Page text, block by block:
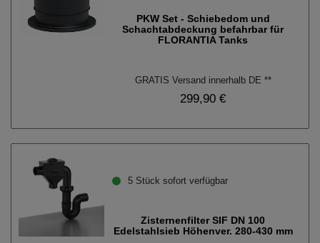
PKW Set - Schiebedom und
Schachtabdeckung befahrbar für
FLORANTIA Tanks
GRATIS Versand innerhalb DE **
299,90 €
5 Stück sofort verfügbar
Zisternenfilter SIF DN 100
Edelstahlsieb Höhenver. 280-430 mm